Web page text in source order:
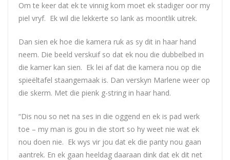
Om te keer dat ek te vinnig kom moet ek stadiger oor my
piel vryf. Ek wil die lekkerte so lank as moontlik uitrek.
Dan sien ek hoe die kamera ruk as sy dit in haar hand
neem. Die beeld verskuif so dat ek nou die dubbelbed in
die kamer kan sien. Ek lei af dat die kamera nou op die
spieëltafel staangemaak is. Dan verskyn Marlene weer op
die skerm. Met die pienk g-string in haar hand.
“Dis nou so net na ses in die oggend en ek is pad werk
toe – my man is gou in die stort so hy weet nie wat ek
nou doen nie. Ek wys vir jou dat ek die panty nou gaan
aantrek. En ek gaan heeldag daaraan dink dat ek dit net